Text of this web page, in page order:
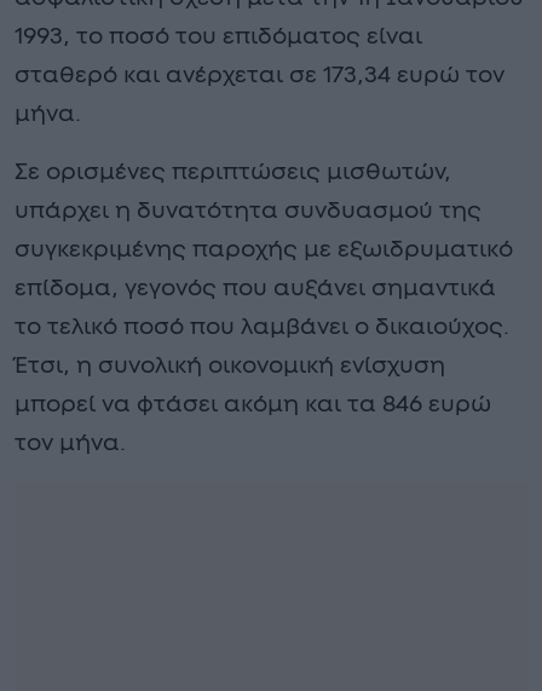
1993, το ποσό του επιδόματος είναι
σταθερό και ανέρχεται σε 173,34 ευρώ τον
μήνα.
Σε ορισμένες περιπτώσεις μισθωτών,
υπάρχει η δυνατότητα συνδυασμού της
συγκεκριμένης παροχής με εξωιδρυματικό
επίδομα, γεγονός που αυξάνει σημαντικά
το τελικό ποσό που λαμβάνει ο δικαιούχος.
Έτσι, η συνολική οικονομική ενίσχυση
μπορεί να φτάσει ακόμη και τα 846 ευρώ
τον μήνα.